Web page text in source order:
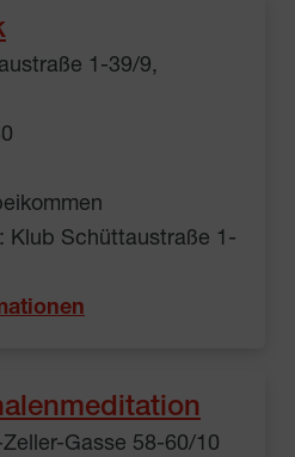
1-39/9,
Klub Schüttaustraße 1-
Gasse 58-60/10